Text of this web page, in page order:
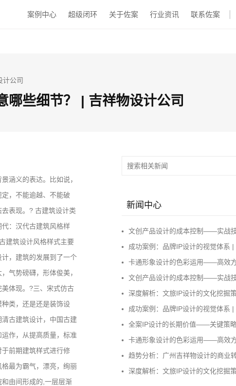
案例中心 超级闭环 关于佐案 行业资讯 联系佐案
计公司
哪些细节？ | 吉祥物设计公司
涵义的表达。比如说，
，不能逾越、不能破
表现。? 古建筑设计类
：汉代古建筑风格样
建筑设计风格样式主要
，建筑的发展到了一个
气势磅礴，形体俊美，
体现。?三、宋式仿古
类，还是还是装饰设
古建筑设计，中国古建
作，从提高质量，标准
前期建筑样式进行修
最为霸气，漂亮，绚丽
由间形成的,一层层渐
新闻中心
文创产品设计的成本控制——实战技巧 | IP设计公司-佐案设
成功案例：品牌IP设计的视觉体系 | IP设计公司-佐案
卡通形象设计的色彩运用——高效方案 | IP设计公司-佐案设
文创产品设计的成本控制——实战技巧 | IP设计公司-佐案设
深度解析：文旅IP设计的文化挖掘策略 | IP设计公司-佐案设计
成功案例：品牌IP设计的视觉体系 | IP设计公司-佐案
全案IP设计的长期价值——关键策略 | IP设计公司-佐案
卡通形象设计的色彩运用——高效方案 | IP设计公司-佐案设
趋势分析：广州吉祥物设计的商业转化 | IP设计公司-佐案设
深度解析：文旅IP设计的文化挖掘策略 | IP设计公司-佐案设计